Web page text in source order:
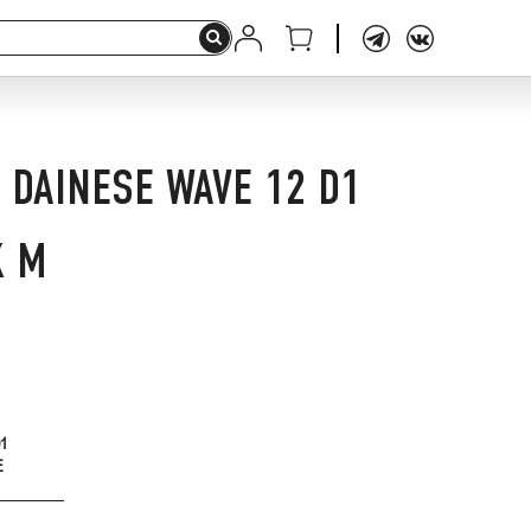
WAVE 12 D1
M